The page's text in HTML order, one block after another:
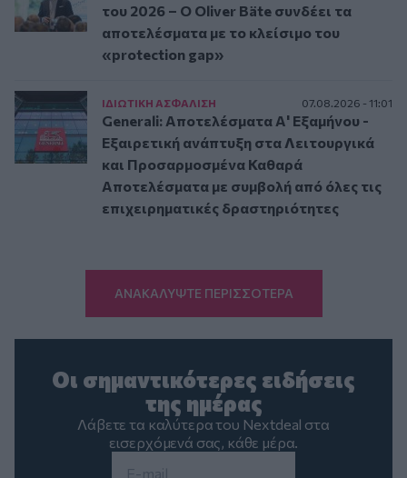
του 2026 – Ο Oliver Bäte συνδέει τα
αποτελέσματα με το κλείσιμο του
«protection gap»
ΙΔΙΩΤΙΚΗ ΑΣΦAΛΙΣΗ 07.08.2026 - 11:01
Generali: Αποτελέσματα Α' Εξαμήνου -
Εξαιρετική ανάπτυξη στα Λειτουργικά
και Προσαρμοσμένα Καθαρά
Αποτελέσματα με συμβολή από όλες τις
επιχειρηματικές δραστηριότητες
ΑΝΑΚΑΛΥΨΤΕ ΠΕΡΙΣΣΟΤΕΡΑ
Οι σημαντικότερες ειδήσεις
της ημέρας
Λάβετε τα καλύτερα του Nextdeal στα
εισερχόμενά σας, κάθε μέρα.